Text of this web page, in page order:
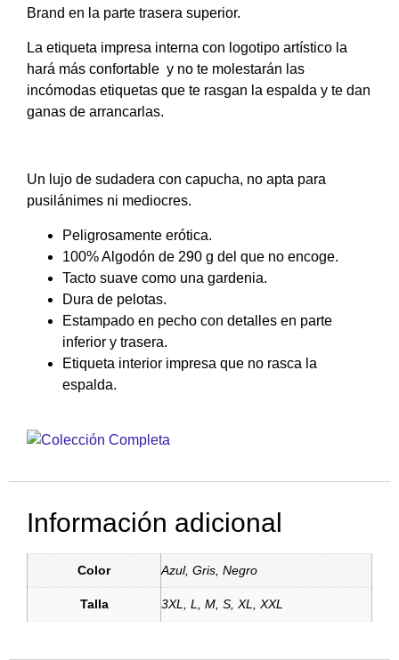
Brand en la parte trasera superior.
La etiqueta impresa interna con logotipo artístico la
hará más confortable y no te molestarán las
incómodas etiquetas que te rasgan la espalda y te dan
ganas de arrancarlas.
Un lujo de sudadera con capucha, no apta para
pusilánimes ni mediocres.
Peligrosamente erótica.
100% Algodón de 290 g del que no encoge.
Tacto suave como una gardenia.
Dura de pelotas.
Estampado en pecho con detalles en parte
inferior y trasera.
Etiqueta interior impresa que no rasca la
espalda.
Información adicional
Color Azul, Gris, Negro
Talla 3XL, L, M, S, XL, XXL